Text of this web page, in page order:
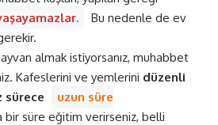
Bu nedenle de ev
almak istiyorsanız, muhabbet
Kafeslerini ve yemlerini düzenli
sürece
uzun süre
bir süre eğitim verirseniz, belli